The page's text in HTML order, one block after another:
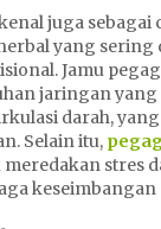
juga sebagai
yang
Jamu
jaringan yang
darah,
Selain itu,
stres
keseimbangan